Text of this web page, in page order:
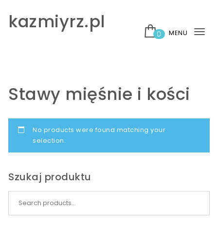
kazmiyrz.pl
0 MENU
Stawy mięśnie i kości
No products were found matching your
selection.
Szukaj produktu